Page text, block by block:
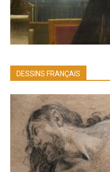
DESSINS FRANÇAIS